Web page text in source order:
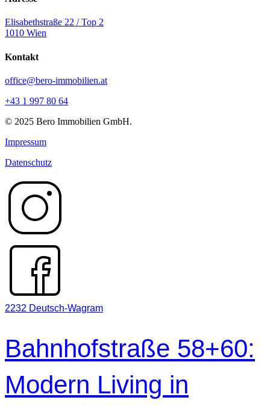
Elisabethstraße 22 / Top 2
1010 Wien
Kontakt
office@bero-immobilien.at
+43 1 997 80 64
© 2025 Bero Immobilien GmbH.
Impressum
Datenschutz
2232 Deutsch-Wagram
Bahnhofstraße 58+60:
Modern Living in